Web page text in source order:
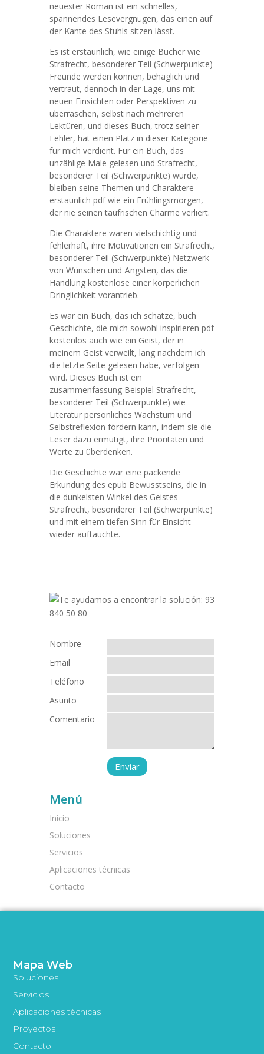
neuester Roman ist ein schnelles,
spannendes Lesevergnügen, das einen auf
der Kante des Stuhls sitzen lässt.
Es ist erstaunlich, wie einige Bücher wie
Strafrecht, besonderer Teil (Schwerpunkte)
Freunde werden können, behaglich und
vertraut, dennoch in der Lage, uns mit
neuen Einsichten oder Perspektiven zu
überraschen, selbst nach mehreren
Lektüren, und dieses Buch, trotz seiner
Fehler, hat einen Platz in dieser Kategorie
für mich verdient. Für ein Buch, das
unzählige Male gelesen und Strafrecht,
besonderer Teil (Schwerpunkte) wurde,
bleiben seine Themen und Charaktere
erstaunlich pdf wie ein Frühlingsmorgen,
der nie seinen taufrischen Charme verliert.
Die Charaktere waren vielschichtig und
fehlerhaft, ihre Motivationen ein Strafrecht,
besonderer Teil (Schwerpunkte) Netzwerk
von Wünschen und Ängsten, das die
Handlung kostenlose einer körperlichen
Dringlichkeit vorantrieb.
Es war ein Buch, das ich schätze, buch
Geschichte, die mich sowohl inspirieren pdf
kostenlos auch wie ein Geist, der in
meinem Geist verweilt, lang nachdem ich
die letzte Seite gelesen habe, verfolgen
wird. Dieses Buch ist ein
zusammenfassung Beispiel Strafrecht,
besonderer Teil (Schwerpunkte) wie
Literatur persönliches Wachstum und
Selbstreflexion fördern kann, indem sie die
Leser dazu ermutigt, ihre Prioritäten und
Werte zu überdenken.
Die Geschichte war eine packende
Erkundung des epub Bewusstseins, die in
die dunkelsten Winkel des Geistes
Strafrecht, besonderer Teil (Schwerpunkte)
und mit einem tiefen Sinn für Einsicht
wieder auftauchte.
Nombre
Email
Teléfono
Asunto
Comentario
Menú
Inicio
Soluciones
Servicios
Aplicaciones técnicas
Contacto
Mapa Web
Soluciones
Servicios
Aplicaciones técnicas
Proyectos
Contacto